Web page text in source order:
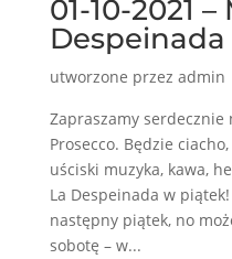
01-10-2021
utworzone przez admin
Zapraszamy serdecznie
Prosecco. Będzie
uściski muzyka, kawa,
La Despeinada w
następny piątek, no
sobotę – w...